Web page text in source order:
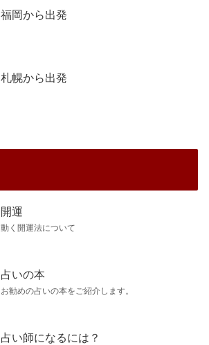
福岡から出発
札幌から出発
開運
動く開運法について
占いの本
お勧めの占いの本をご紹介します。
占い師になるには？